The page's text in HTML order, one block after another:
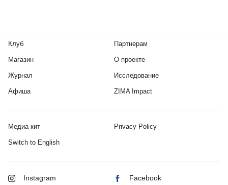
Клуб
Магазин
Журнал
Афиша
Партнерам
О проекте
Исследование
ZIMA Impact
Медиа-кит Privacy Policy
Switch to English
Instagram Facebook